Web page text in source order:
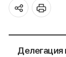
Делегация